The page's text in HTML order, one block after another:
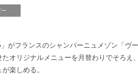
ー
がフランスのシャンパーニュメゾン「ヴ
オリジナルメニューを月替わりでそろえ
楽しめる。